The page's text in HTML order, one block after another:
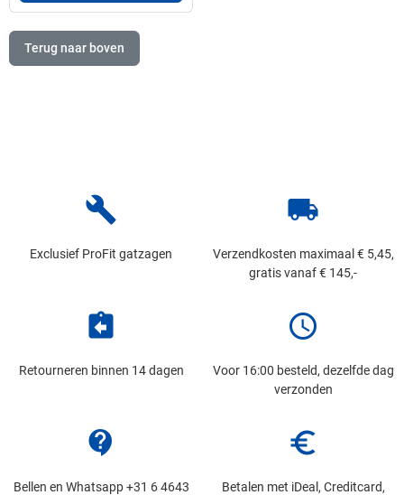
Terug naar boven
build
Exclusief ProFit gatzagen
local_shipping
Verzendkosten maximaal € 5,45,
gratis vanaf € 145,-
assignment_return
Retourneren binnen 14 dagen
schedule
Voor 16:00 besteld, dezelfde dag
verzonden
contact_support
Bellen en Whatsapp +31 6 4643
euro_symbol
Betalen met iDeal, Creditcard,